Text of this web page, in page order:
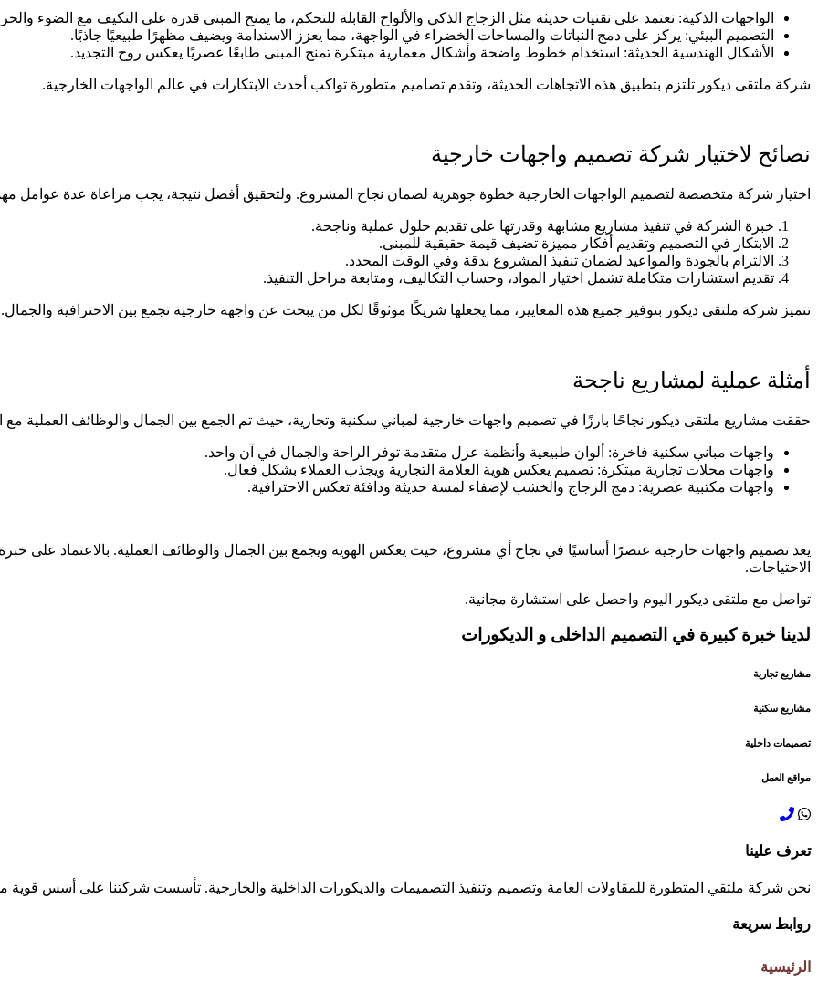
الواجهات الذكية: تعتمد على تقنيات حديثة مثل الزجاج الذكي والألواح القابلة للتحكم، ما يمنح المبنى قدرة على التكيف مع الضوء
التصميم البيئي: يركز على دمج النباتات والمساحات الخضراء في الواجهة، مما يعزز الاستدامة ويضيف مظهرًا طبيعيًا جاذبًا.
الأشكال الهندسية الحديثة: استخدام خطوط واضحة وأشكال معمارية مبتكرة تمنح المبنى طابعًا عصريًا يعكس روح التجديد.
شركة ملتقى ديكور تلتزم بتطبيق هذه الاتجاهات الحديثة، وتقدم تصاميم متطورة تواكب أحدث الابتكارات في عالم الواجهات الخارجية.
نصائح لاختيار شركة تصميم واجهات خارجية
اختيار شركة متخصصة لتصميم الواجهات الخارجية خطوة جوهرية لضمان نجاح المشروع. ولتحقيق أفضل نتيجة، يجب مراعاة عدة عوامل
خبرة الشركة في تنفيذ مشاريع مشابهة وقدرتها على تقديم حلول عملية وناجحة.
الابتكار في التصميم وتقديم أفكار مميزة تضيف قيمة حقيقية للمبنى.
الالتزام بالجودة والمواعيد لضمان تنفيذ المشروع بدقة وفي الوقت المحدد.
تقديم استشارات متكاملة تشمل اختيار المواد، وحساب التكاليف، ومتابعة مراحل التنفيذ.
تتميز شركة ملتقى ديكور بتوفير جميع هذه المعايير، مما يجعلها شريكًا موثوقًا لكل من يبحث عن واجهة خارجية تجمع بين الاحترافية والجمال.
أمثلة عملية لمشاريع ناجحة
حققت مشاريع ملتقى ديكور نجاحًا بارزًا في تصميم واجهات خارجية لمباني سكنية وتجارية، حيث تم الجمع بين الجمال والوظائف العملية مع
واجهات مباني سكنية فاخرة: ألوان طبيعية وأنظمة عزل متقدمة توفر الراحة والجمال في آن واحد.
واجهات محلات تجارية مبتكرة: تصميم يعكس هوية العلامة التجارية ويجذب العملاء بشكل فعال.
واجهات مكتبية عصرية: دمج الزجاج والخشب لإضفاء لمسة حديثة ودافئة تعكس الاحترافية.
يعد تصميم واجهات خارجية عنصرًا أساسيًا في نجاح أي مشروع، حيث يعكس الهوية ويجمع بين الجمال والوظائف العملية. بالاعتماد على
الاحتياجات.
تواصل مع ملتقى ديكور اليوم واحصل على استشارة مجانية.
لدينا خبرة كبيرة في التصميم الداخلى و الديكورات
مشاريع تجارية
مشاريع سكنية
تصميمات داخلية
مواقع العمل
تعرف علينا
نحن شركة ملتقي المتطورة للمقاولات العامة وتصميم وتنفيذ التصميمات والديكورات الداخلية والخارجية. تأسست شركتنا على أسس قوية من
روابط سريعة
الرئيسية